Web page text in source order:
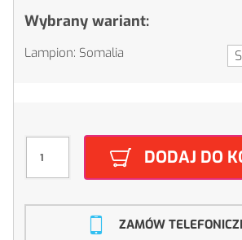
Wybrany wariant:
Lampion: Somalia
DODAJ DO
ZAMÓW